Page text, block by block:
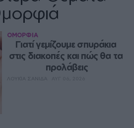
ΟΜΟΡΦΙΑ
Γιατί γεμίζουμε σπυράκια
στις διακοπές και πώς θα τα
προλάβεις